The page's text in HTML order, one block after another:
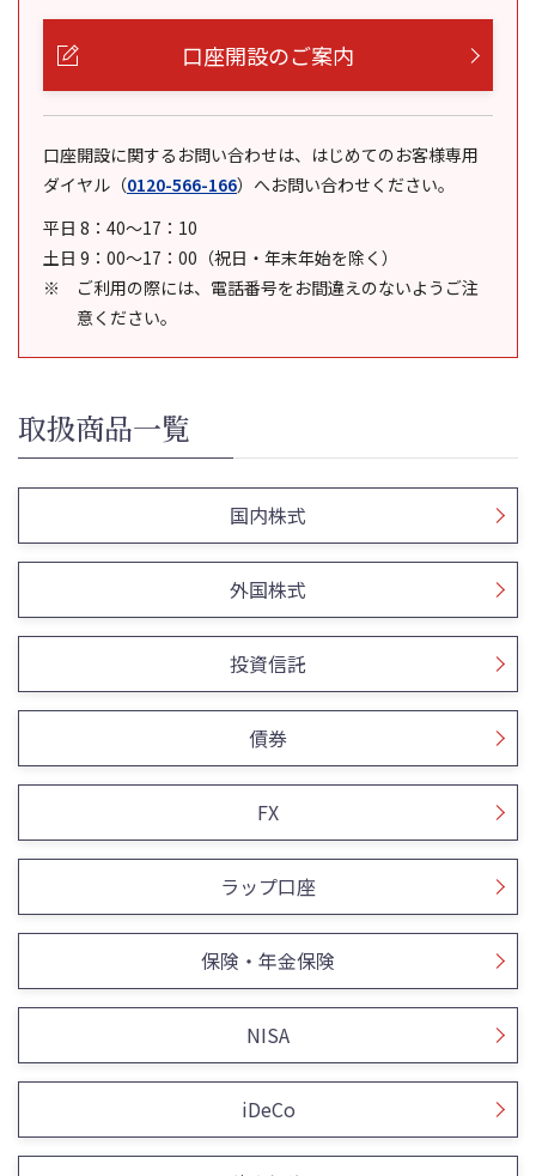
口座開設のご案内
口座開設に関するお問い合わせは、はじめてのお客様専用
ダイヤル （0120-566-166） へお問い合わせください。
平日 8：40～17：10
土日 9：00～17：00（祝日・年末年始を除く）
ご利用の際には、電話番号をお間違えのないようご注
意ください。
取扱商品一覧
国内株式
外国株式
投資信託
債券
FX
ラップ口座
保険・年金保険
NISA
iDeCo